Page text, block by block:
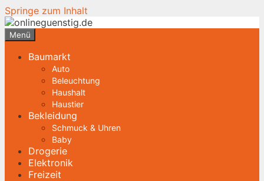
Springe zum Inhalt
Menü
Baumarkt
Auto
Beleuchtung
Haushalt
Haustier
Bekleidung
Schmuck & Uhren
Baby
Drogerie
Elektronik
Freizeit